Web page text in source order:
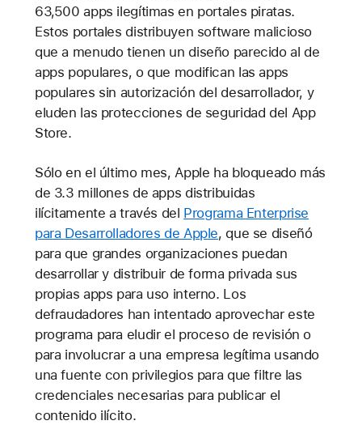
63,500 apps ilegítimas en portales piratas.
Estos portales distribuyen software malicioso
que a menudo tienen un diseño parecido al de
apps populares, o que modifican las apps
populares sin autorización del desarrollador, y
eluden las protecciones de seguridad del App
Store.
Sólo en el último mes, Apple ha bloqueado más
de 3.3 millones de apps distribuidas
ilícitamente a través del Programa Enterprise
para Desarrolladores de Apple, que se diseñó
para que grandes organizaciones puedan
desarrollar y distribuir de forma privada sus
propias apps para uso interno. Los
defraudadores han intentado aprovechar este
programa para eludir el proceso de revisión o
para involucrar a una empresa legítima usando
una fuente con privilegios para que filtre las
credenciales necesarias para publicar el
contenido ilícito.